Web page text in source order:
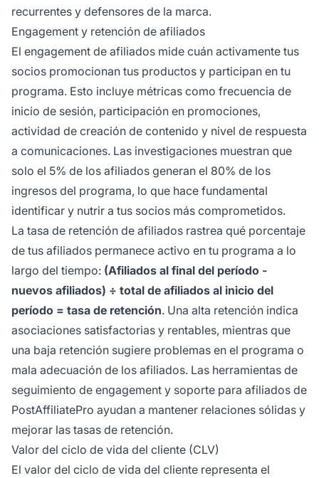
recurrentes y defensores de la marca.
Engagement y retención de afiliados
El engagement de afiliados mide cuán activamente tus
socios promocionan tus productos y participan en tu
programa. Esto incluye métricas como frecuencia de
inicio de sesión, participación en promociones,
actividad de creación de contenido y nivel de respuesta
a comunicaciones. Las investigaciones muestran que
solo el 5% de los afiliados generan el 80% de los
ingresos del programa, lo que hace fundamental
identificar y nutrir a tus socios más comprometidos.
La tasa de retención de afiliados rastrea qué porcentaje
de tus afiliados permanece activo en tu programa a lo
largo del tiempo: (Afiliados al final del período -
nuevos afiliados) ÷ total de afiliados al inicio del
período = tasa de retención. Una alta retención indica
asociaciones satisfactorias y rentables, mientras que
una baja retención sugiere problemas en el programa o
mala adecuación de los afiliados. Las herramientas de
seguimiento de engagement y soporte para afiliados de
PostAffiliatePro ayudan a mantener relaciones sólidas y
mejorar las tasas de retención.
Valor del ciclo de vida del cliente (CLV)
El valor del ciclo de vida del cliente representa el